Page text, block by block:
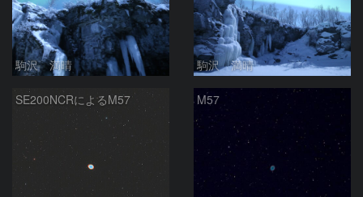
駒沢 満晴 駒沢 満晴
SE200NCRによるM57 M57